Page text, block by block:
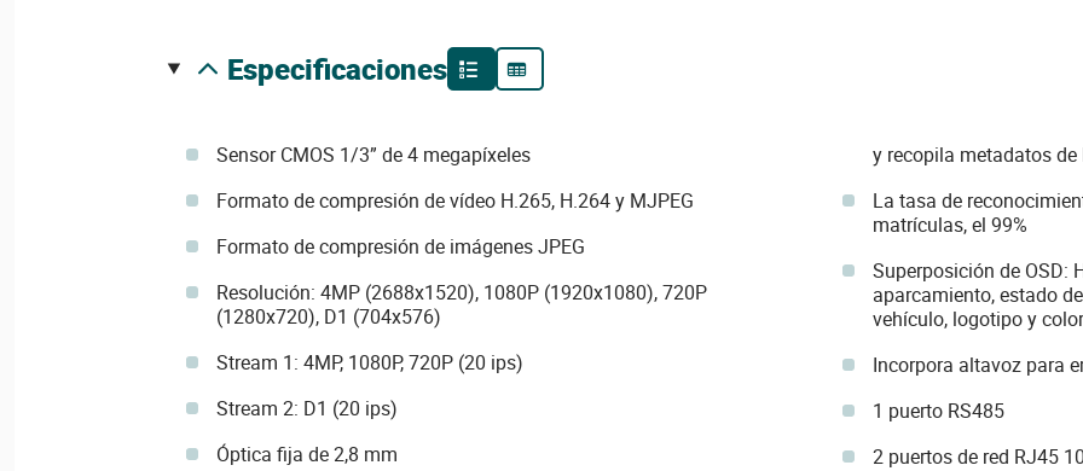
especificaciones
Sensor CMOS 1/3” de 4 megapíxeles
Formato de compresión de vídeo H.265, H.264 y MJPEG
Formato de compresión de imágenes JPEG
Resolución: 4MP (2688x1520), 1080P (1920x1080), 720P
(1280x720), D1 (704x576)
Stream 1: 4MP, 1080P, 720P (20 ips)
Stream 2: D1 (20 ips)
Óptica fija de 2,8 mm
y recopila metadatos
La tasa de
matrículas, el 99%
Superposición de OSD:
aparcamiento, estado
vehículo, logotipo y
Incorpora altavoz para
1 puerto RS485
2 puertos de red RJ45